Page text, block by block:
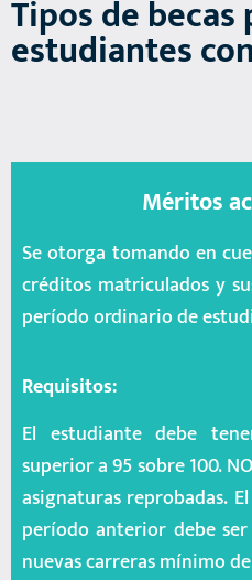
Tipos de becas
estudiantes
Méritos
Se otorga tomando en
créditos matriculados y
período ordinario de
Requisitos:
El estudiante debe
superior a 95 sobre 100.
asignaturas reprobadas.
período anterior debe
nuevas carreras mínimo